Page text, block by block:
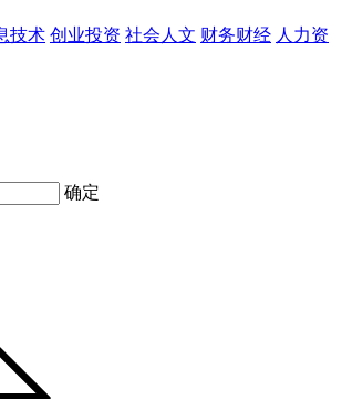
技术 创业投资 社会人文 财务财经 人力资
确定